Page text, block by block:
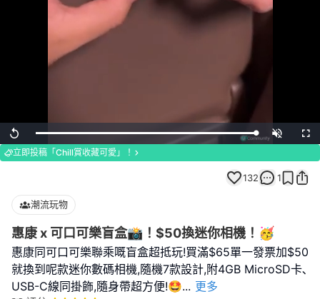
Replay Loaded:
100.00%
Unmute
立即投稿「Chill賞收藏可愛」！
132 1
潮流玩物
惠康 x 可口可樂盲盒📸！$50換迷你相機！🥳
惠康同可口可樂聯乘嘅盲盒超抵玩!買滿$65單一發票加$50
就換到呢款迷你數碼相機,隨機7款設計,附4GB MicroSD卡､
USB-C線同掛飾,隨身帶超方便!🤩... 更多